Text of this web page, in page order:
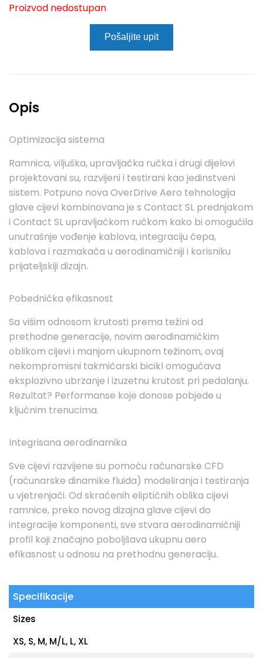
Proizvod nedostupan
Pošaljite upit
Opis
Optimizacija sistema
Ramnica, viljuška, upravljačka ručka i drugi dijelovi
projektovani su, razvijeni i testirani kao jedinstveni
sistem. Potpuno nova OverDrive Aero tehnologija
glave cijevi kombinovana je s Contact SL prednjakom
i Contact SL upravljačkom ručkom kako bi omogućila
unutrašnje vođenje kablova, integraciju čepa,
kablova i razmakača u aerodinamičniji i korisniku
prijateljskiji dizajn.
Pobednička efikasnost
Sa višim odnosom krutosti prema težini od
prethodne generacije, novim aerodinamičkim
oblikom cijevi i manjom ukupnom težinom, ovaj
nekompromisni takmičarski bicikl omogućava
eksplozivno ubrzanje i izuzetnu krutost pri pedalanju.
Rezultat? Performanse koje donose pobjede u
ključnim trenucima.
Integrisana aerodinamika
Sve cijevi razvijene su pomoću računarske CFD
(računarske dinamike fluida) modeliranja i testiranja
u vjetrenjači. Od skraćenih eliptičnih oblika cijevi
ramnice, preko novog dizajna glave cijevi do
integracije komponenti, sve stvara aerodinamičniji
profil koji značajno poboljšava ukupnu aero
efikasnost u odnosu na prethodnu generaciju.
Specifikacije
Sizes
XS, S, M, M/L, L, XL